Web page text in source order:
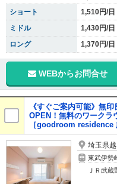
ショート
1,510円/
ミドル
1,430円/
ロング
1,370円/
WEBからお問合せ
《すぐご案内可能》無
OPEN！無料のワークラ
［goodroom residence
埼玉県
東武伊勢
ＪＲ武